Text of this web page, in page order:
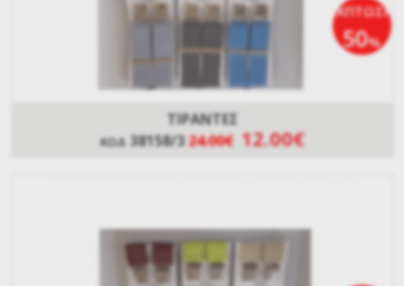
ΕΚΠΤΩΣΗ
50%
ΤΙΡΑΝΤΕΣ
ΚΩΔ 38158/324.00€ 12.00€